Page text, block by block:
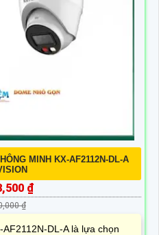
MINH KX-AF2112N-DL-A
₫
₫
DL-A là lựa chọn